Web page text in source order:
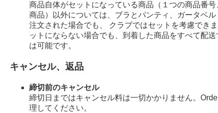
商品自体がセットになっている商品（１つの商品番
商品）以外については、ブラとパンティ、ガータベ
注文された場合でも、 クラブではセットを考慮でき
ットにならない場合でも、到着した商品をすべて配
は可能です。
キャンセル、返品
締切前のキャンセル
締切日まではキャンセル料は一切かかりません。
理してください。